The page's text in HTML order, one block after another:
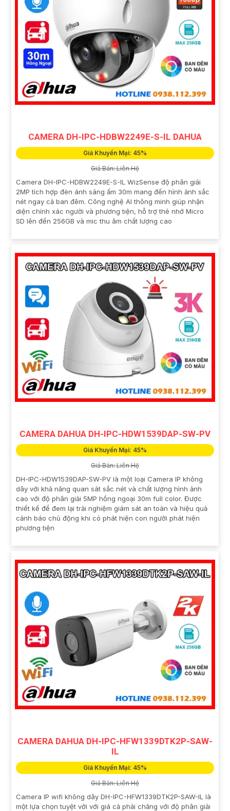
CAMERA DH-IPC-HDBW2249E-S-IL DAHUA
Giá Khuyến Mại: 45%
Giá Bán: Liên Hệ
Camera DH-IPC-HDBW2249E-S-IL WizSense độ phân giải
2MP tích hợp đèn ánh sáng ấm 30m mang đến hình ảnh sắc
nét ngay cả ban đêm. Công nghệ AI thông minh giúp nhận
diện chính xác người và phương tiện, hỗ trợ thẻ nhớ Micro
SD lên đến 256GB và mic thu âm chất lượng cao
CAMERA DAHUA DH-IPC-HDW1539DAP-SW-PV
Giá Khuyến Mại: 45%
Giá Bán: Liên Hệ
DH-IPC-HDW1539DAP-SW-PV là một loại Camera IP không
dây với khả năng quan sát sắc nét và chất lượng hình ảnh
cao với độ phân giải 5MP hồng ngoại 30m full color. Được
thiết kế để đem lại trải nghiệm giám sát an toàn và hiệu quả
cảnh báo chủ động khi có phát hiện con người phát hiện
phương tiện
CAMERA DAHUA DH-IPC-HFW1339DTK2P-SAW-
IL
Giá Khuyến Mại: 45%
Giá Bán: Liên Hệ
Camera IP wifi không dây DH-IPC-HFW1339DTK2P-SAW-IL là
một lựa chọn tuyệt vời với giá cả phải chăng với độ phân giải